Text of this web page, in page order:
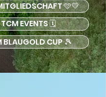
🩵💛
TCM EVENTS 🗓️
BLAUGOLD CUP 🎾